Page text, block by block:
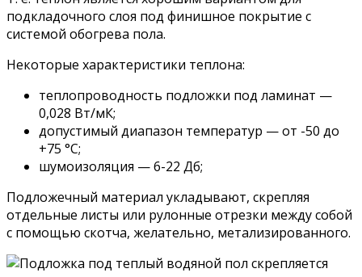
подкладочного слоя под финишное покрытие с
системой обогрева пола.
Некоторые характеристики теплона:
теплопроводность подложки под ламинат —
0,028 Вт/мК;
допустимый диапазон температур — от -50 до
+75 °C;
шумоизоляция — 6-22 Дб;
Подложечный материал укладывают, скрепляя
отдельные листы или рулонные отрезки между собой
с помощью скотча, желательно, метализированного.